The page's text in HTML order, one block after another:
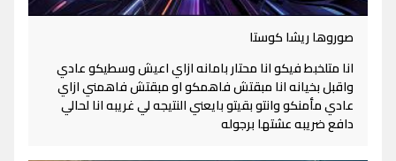
صوروها ريشا كوستا
انا متلخبط فيكو انا محتار بامانه ازاي اعيش وسطيكو عادي
واقبل بخيانه انا مبقتش فاهمكو او مبقتش فاهمني ازاي
عادي مأمنكو وانتو بقيتو بايعني النتيجه لي غريبه انا لحالي
دافع ضريبه عشتها برجوله